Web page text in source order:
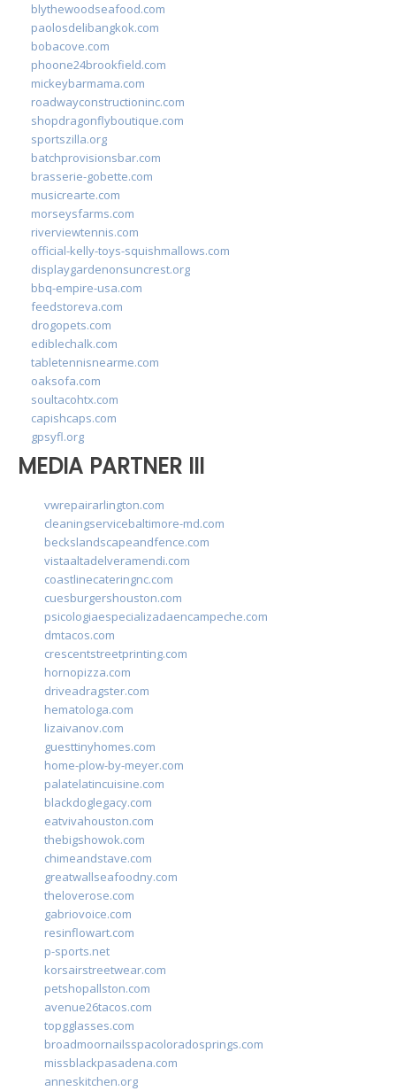
blythewoodseafood.com
paolosdelibangkok.com
bobacove.com
phoone24brookfield.com
mickeybarmama.com
roadwayconstructioninc.com
shopdragonflyboutique.com
sportszilla.org
batchprovisionsbar.com
brasserie-gobette.com
musicrearte.com
morseysfarms.com
riverviewtennis.com
official-kelly-toys-squishmallows.com
displaygardenonsuncrest.org
bbq-empire-usa.com
feedstoreva.com
drogopets.com
ediblechalk.com
tabletennisnearme.com
oaksofa.com
soultacohtx.com
capishcaps.com
gpsyfl.org
MEDIA PARTNER III
vwrepairarlington.com
cleaningservicebaltimore-md.com
beckslandscapeandfence.com
vistaaltadelveramendi.com
coastlinecateringnc.com
cuesburgershouston.com
psicologiaespecializadaencampeche.com
dmtacos.com
crescentstreetprinting.com
hornopizza.com
driveadragster.com
hematologa.com
lizaivanov.com
guesttinyhomes.com
home-plow-by-meyer.com
palatelatincuisine.com
blackdoglegacy.com
eatvivahouston.com
thebigshowok.com
chimeandstave.com
greatwallseafoodny.com
theloverose.com
gabriovoice.com
resinflowart.com
p-sports.net
korsairstreetwear.com
petshopallston.com
avenue26tacos.com
topgglasses.com
broadmoornailsspacoloradosprings.com
missblackpasadena.com
anneskitchen.org